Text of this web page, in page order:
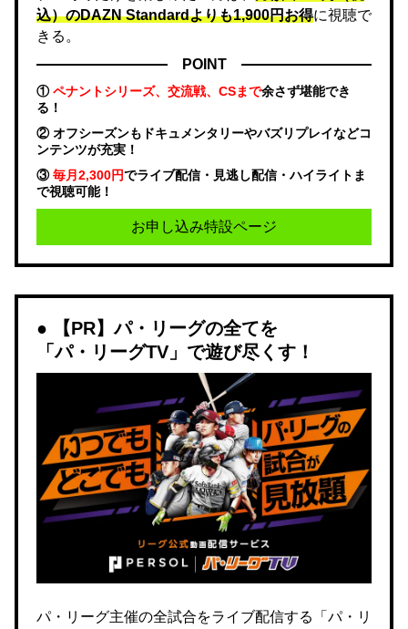
込）のDAZN Standard​よりも1,900円お得に視聴で
きる。
POINT
①ペナントシリーズ、交流戦、CSまで余さず堪能でき
る！
② オフシーズンもドキュメンタリーやバズリプレイなどコ
ンテンツが充実！
③毎月2,300円でライブ配信・見逃し配信・ハイライトま
で視聴可能！
お申し込み特設ページ
【PR】パ・リーグの全てを
「パ・リーグTV」で遊び尽くす！
パ・リーグ主催の全試合をライブ配信する「パ・リ